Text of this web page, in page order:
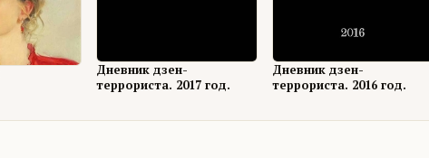
Дневник дзен-
террориста. 2017 год.
Дневник дзен-
террориста. 2016 год.